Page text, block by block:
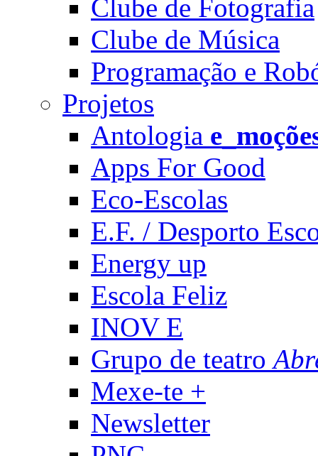
Clube de Fotografia
Clube de Música
Programação e
Projetos
Antologia
Apps For Good
Eco-Escolas
E.F. / Desporto
Energy up
Escola Feliz
INOV E
Grupo de teatro
Mexe-te +
Newsletter